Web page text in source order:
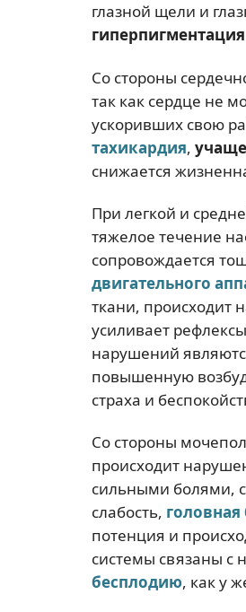
глазной щели и
Со стороны
так как сердце не
ускоривших свою
тахикардия,
снижается
При легкой и
тяжелое течение
сопровождается
двигательного
ткани, происходит
усиливает
нарушений
повышенную
страха и
Со стороны
происходит
сильными болями,
слабость, головная
потенция и
системы связаны с
бесплодию, как у